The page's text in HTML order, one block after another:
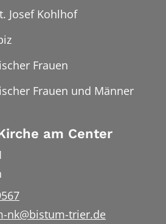
Josef Kohlhof
Frauen
Frauen und Männer
am Center
nk@bistum-trier.de